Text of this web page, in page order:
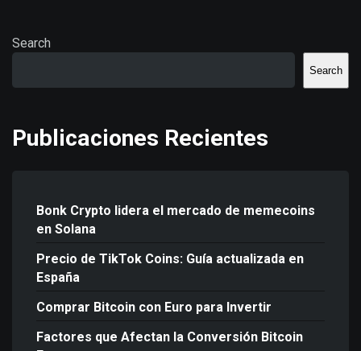
Search
Search
Publicaciones Recientes
Bonk Crypto lidera el mercado de memecoins
en Solana
Precio de TikTok Coins: Guía actualizada en
España
Comprar Bitcoin con Euro para Invertir
Factores que Afectan la Conversión Bitcoin